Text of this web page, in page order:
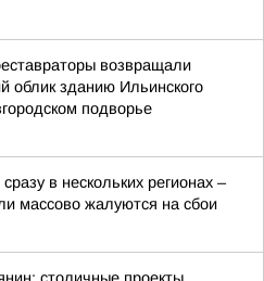
возвращали
облик зданию Ильинского
подворье
в нескольких регионах –
массово жалуются на сбои